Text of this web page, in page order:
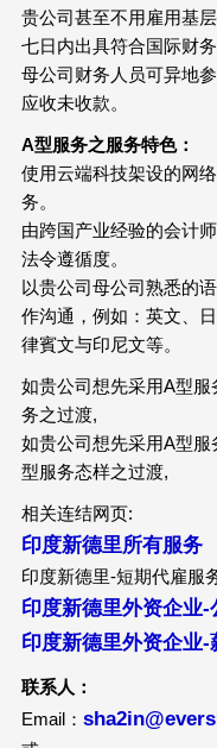
贵公司甚至不用雇用基
七日内出具符合国际财
母公司财务人员可异地
应收未收款。
A型服务之服务特色：
使用云端科技架设的网
务。
由跨国产业经验的会计
法令遵循度。
以贵公司母公司熟悉的
作沟通，例如：英文、
律賓文与印尼文等。
如贵公司想先采用A型
务之过渡,
如贵公司想先采用A型
型服务态样之过渡,
相关连结网页:
印度新德里所有服务
印度新德里-短期代雇服
印度新德里外资企业-
印度新德里外资企业-
联系人：
Email：